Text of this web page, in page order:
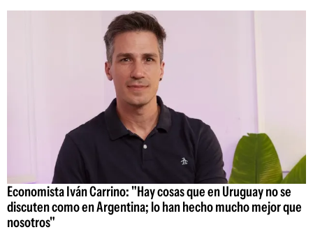
Economista Iván Carrino: "Hay cosas que en Uruguay no se
discuten como en Argentina; lo han hecho mucho mejor que
nosotros"